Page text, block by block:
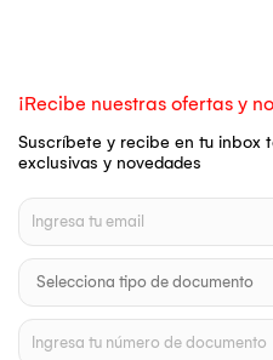
¡Recibe nuestras ofertas y
Suscríbete y recibe en tu inbox
exclusivas y novedades